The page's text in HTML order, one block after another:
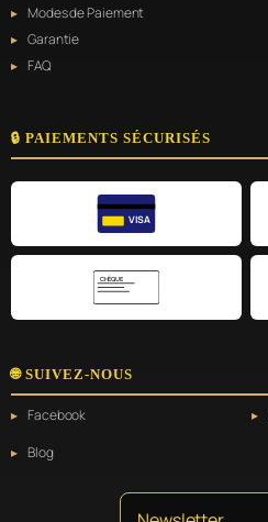
Modes de Paiement
Garantie
FAQ
🔒 PAIEMENTS SÉCURISÉS
VISA
CHÈQUE
🌐 SUIVEZ-NOUS
Facebook
Blog